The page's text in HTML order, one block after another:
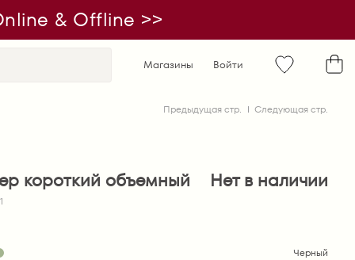
& Offline >>
Магазины Войти
Предыдущая стр. Следующая стр.
короткий объемный Нет в наличии
Черный